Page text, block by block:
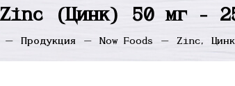
Zinc (Цинк) 50 мг -
Продукция Now Foods Zinc,